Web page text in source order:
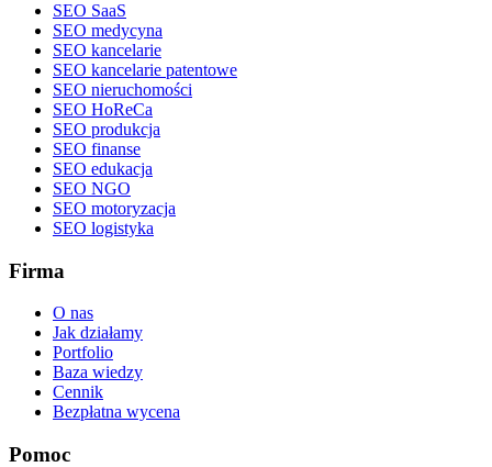
SEO SaaS
SEO medycyna
SEO kancelarie
SEO kancelarie patentowe
SEO nieruchomości
SEO HoReCa
SEO produkcja
SEO finanse
SEO edukacja
SEO NGO
SEO motoryzacja
SEO logistyka
Firma
O nas
Jak działamy
Portfolio
Baza wiedzy
Cennik
Bezpłatna wycena
Pomoc